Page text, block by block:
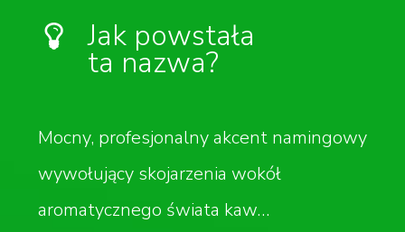
Jak powstała
ta nazwa?
Mocny, profesjonalny akcent namingowy
wywołujący skojarzenia wokół
aromatycznego świata kaw…